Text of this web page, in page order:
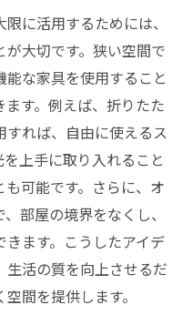
に活用するためには、
大切です。狭い空間で
な家具を使用すること
す。例えば、折りたた
れば、自由に使えるス
上手に取り入れること
可能です。さらに、オ
部屋の境界をなくし、
ます。こうしたアイデ
生活の質を向上させるだ
間を提供します。